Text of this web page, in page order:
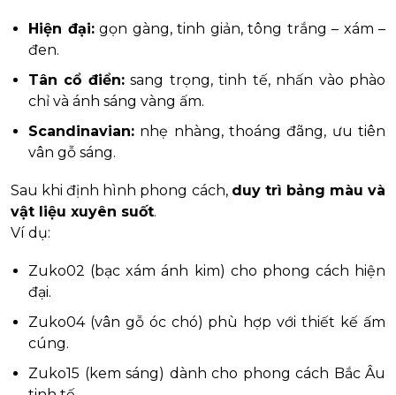
Hiện đại:gọn gàng, tinh giản, tông trắng – xám –
đen.
Tân cổ điển:sang trọng, tinh tế, nhấn vào phào
chỉ và ánh sáng vàng ấm.
Scandinavian: nhẹ nhàng, thoáng đãng, ưu tiên
vân gỗ sáng.
Sau khi định hình phong cách, duy trì bảng màu và
vật liệu xuyên suốt.
Ví dụ:
Zuko02 (bạc xám ánh kim) cho phong cách hiện
đại.
Zuko04 (vân gỗ óc chó) phù hợp với thiết kế ấm
cúng.
Zuko15 (kem sáng) dành cho phong cách Bắc Âu